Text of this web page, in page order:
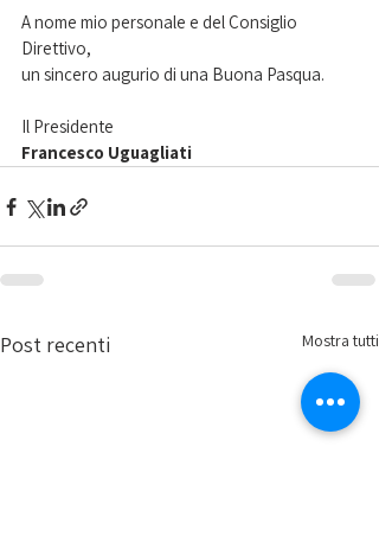
A nome mio personale e del Consiglio
Direttivo,
un sincero augurio di una Buona Pasqua.
Il Presidente
Francesco Uguagliati
Post recenti Mostra tutti